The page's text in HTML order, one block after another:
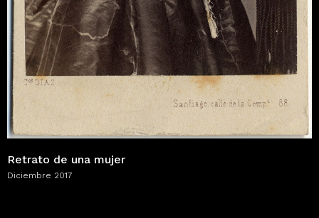
Retrato de una mujer
Diciembre 2017